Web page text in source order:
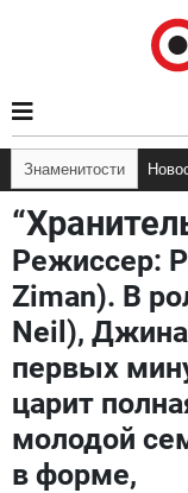
Знаменитости
Режиссер:
Ziman). В
Neil),
первых
царит
молодой
в форме,